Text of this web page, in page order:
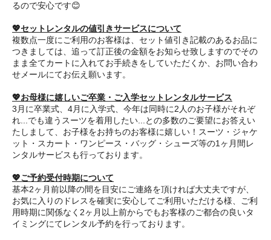
るので安心です😊
💖セットレンタルの値引きサービスについて
複数点一度にご利用のお客様は、セット値引き記載のあるお品に
つきましては、追って訂正後の金額をお知らせ致しますのでその
まま全てカートに入れてお手続きをしていただくか、お問い合わ
せメールにてお伝え願います。
💖お母様に嬉しいご卒業・ご入学セットレンタルサービス
3月に卒業式、4月に入学式、今年は同時に2人のお子様がそれぞ
れ...でも違うスーツを着用したい...との多数のご要望にお答えい
たしまして、お子様をお持ちのお客様に嬉しい！スーツ・ジャケ
ット・スカート・ワンピース・バッグ・シューズ等の1ヶ月間レ
ンタルサービスも行っております。
💖ご予約受付時期について
基本2ヶ月前以降の間を目安にご連絡を頂ければ大丈夫ですが、
お気に入りのドレスを確実に安心してご利用いただける様、ご利
用時期に関係なく2ヶ月以上前からでもお客様のご都合の良いタ
イミングにてレンタル予約を行っております。